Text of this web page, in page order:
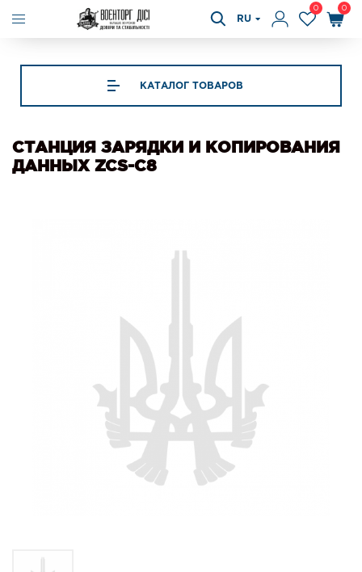
RU
0 0
КАТАЛОГ ТОВАРОВ
СТАНЦИЯ ЗАРЯДКИ И КОПИРОВАНИЯ
ДАННЫХ ZCS-C8